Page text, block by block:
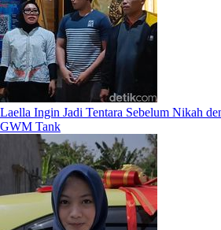
Laella Ingin Jadi Tentara Sebelum Nikah
GWM Tank